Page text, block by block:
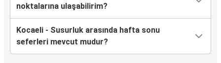
noktalarına ulaşabilirim?
Kocaeli - Susurluk arasında hafta sonu
seferleri mevcut mudur?